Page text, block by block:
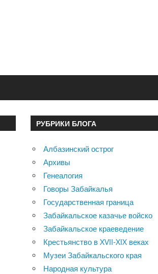
РУБРИКИ БЛОГА
Албазинский острог
Архивы
Генеалогия
Говоры Забайкалья
Государственная граница
Забайкальское казачье войско
Забайкальское краеведение
Крестьянство в XVII-XIX веках
Музеи Забайкальского края
Народная культура